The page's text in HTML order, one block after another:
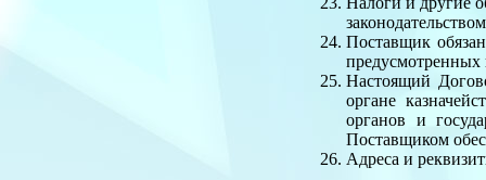
Поставщик
предусмотренных
Настоящий
органе
органов и
Поставщиком
Адреса и